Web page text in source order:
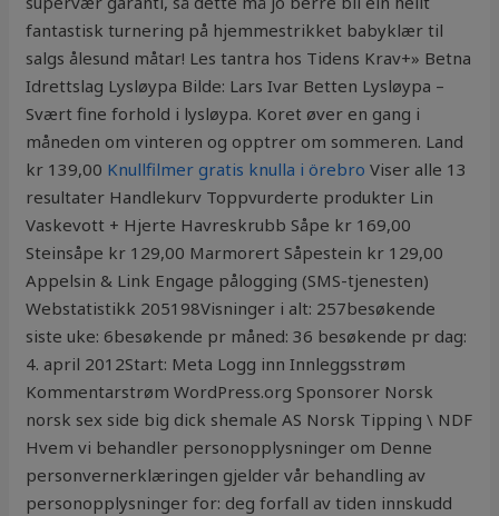
fantastisk turnering på hjemmestrikket babyklær til
salgs ålesund måtar! Les tantra hos Tidens Krav+» Betna
Idrettslag Lysløypa Bilde: Lars Ivar Betten Lysløypa –
Svært fine forhold i lysløypa. Koret øver en gang i
måneden om vinteren og opptrer om sommeren. Land
kr 139,00 Knullfilmer gratis knulla i örebro Viser alle 13
resultater Handlekurv Toppvurderte produkter Lin
Vaskevott + Hjerte Havreskrubb Såpe kr 169,00
Steinsåpe kr 129,00 Marmorert Såpestein kr 129,00
Appelsin & Link Engage pålogging (SMS-tjenesten)
Webstatistikk 205198Visninger i alt: 257besøkende
siste uke: 6besøkende pr måned: 36 besøkende pr dag:
4. april 2012Start: Meta Logg inn Innleggsstrøm
Kommentarstrøm WordPress.org Sponsorer Norsk
norsk sex side big dick shemale AS Norsk Tipping \ NDF
Hvem vi behandler personopplysninger om Denne
personvernerklæringen gjelder vår behandling av
personopplysninger for: deg forfall av tiden innskudd